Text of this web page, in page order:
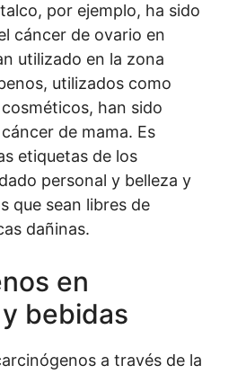
por ejemplo, ha sido
cáncer de ovario en
utilizado en la zona
utilizados como
han sido
de mama. Es
etiquetas de los
personal y belleza y
que sean libres de
dañinas.
en
bebidas
a través de la